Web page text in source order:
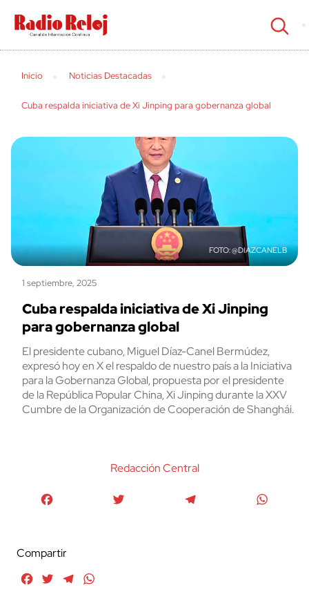
cerrar
Inicio Noticias Destacadas
Cuba respalda iniciativa de Xi Jinping para gobernanza global
@DIAZCANELB
1 septiembre, 2025
Cuba respalda iniciativa de Xi Jinping
para gobernanza global
El presidente cubano, Miguel Díaz-Canel Bermúdez,
expresó hoy en X el respaldo de nuestro país a la Iniciativa
para la Gobernanza Global, propuesta por el presidente
de la República Popular China, Xi Jinping durante la XXV
Cumbre de la Organización de Cooperación de Shanghái.
Redacción Central
Compartir
FacebookTwitterTelegram